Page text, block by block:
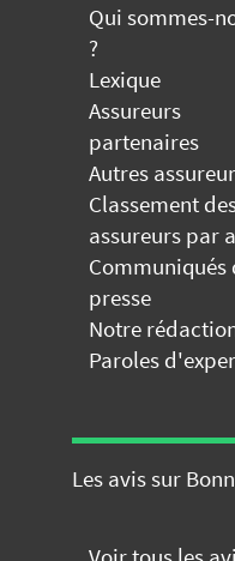
Qui sommes-
?
Lexique
Assureurs
partenaires
Autres
Classement
assureurs par
Communiqués
presse
Notre
Paroles
Les avis sur